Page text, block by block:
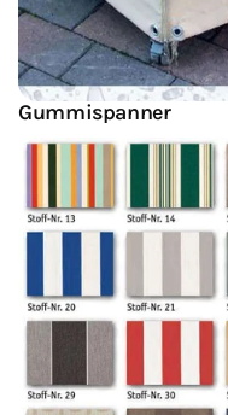
Gummispanner